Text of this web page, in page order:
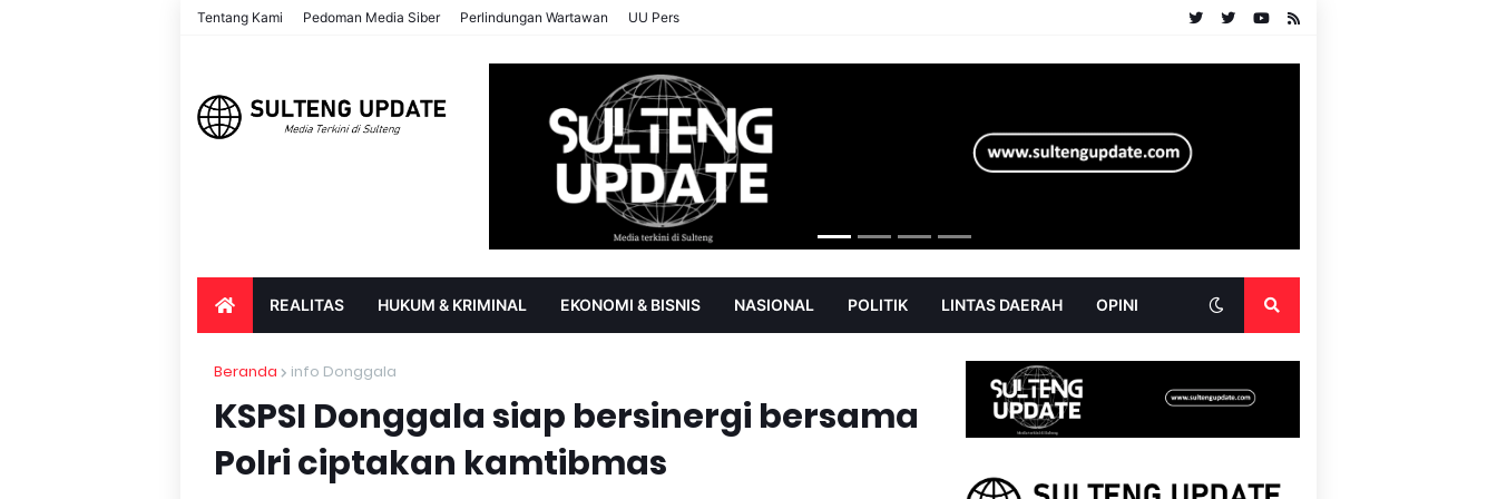
Tentang Kami Pedoman Media Siber Perlindungan Wartawan UU Pers
REALITAS HUKUM & KRIMINAL EKONOMI & BISNIS NASIONAL POLITIK LINTAS DAERAH OPINI
Beranda info Donggala
KSPSI Donggala siap bersinergi bersama
Polri ciptakan kamtibmas